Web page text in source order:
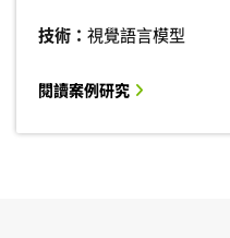
技術： 視覺語言模型
閱讀案例研究